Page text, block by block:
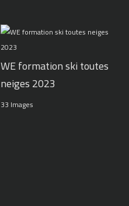
WE formation ski toutes
neiges 2023
33 Images